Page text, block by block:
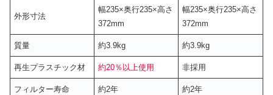
外形寸法
幅235×奥行235×高さ
372mm
幅235×奥行235×高さ
372mm
質量 約3.9kg 約3.9kg
再生プラスチック材 約20％以上使用 非採用
フィルター寿命 約2年 約2年